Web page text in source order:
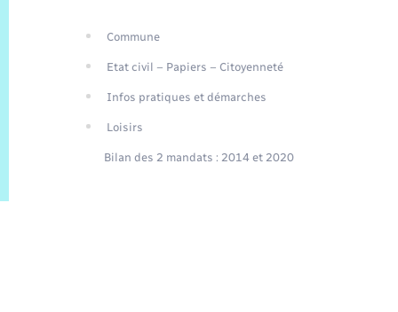
Traduction du
EN
Commune
Etat civil – Papiers – Citoyenneté
Infos pratiques et démarches
Loisirs
Bilan des 2 mandats : 2014 et 2020